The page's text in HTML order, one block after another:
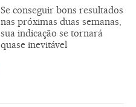
Se conseguir bons resultados
nas próximas duas semanas,
sua indicação se tornará
quase inevitável